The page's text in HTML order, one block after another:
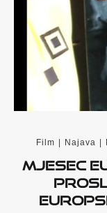
Film | Najava |
Mjesec